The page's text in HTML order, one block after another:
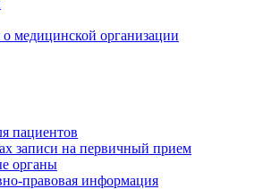
медицинской организации
пациентов
записи на первичный прием
органы
правовая информация